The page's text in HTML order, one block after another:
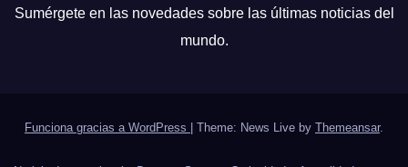
Sumérgete en las novedades sobre las últimas noticias del
mundo.
Funciona gracias a WordPress Theme: News Live by Themeansar.